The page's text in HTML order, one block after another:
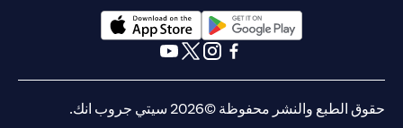
(opens in a new tab)
حقوق الطبع والنشر محفوظة ©2026 سيتي جروب انك.